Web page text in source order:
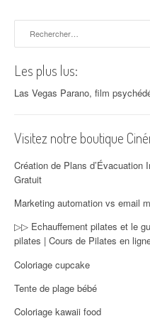
Les plus lus:
Las Vegas Parano, film
Visitez notre boutique
Création de Plans
Gratuit
Marketing automation vs email
▷▷ Echauffement pilates et le
pilates | Cours de Pilates en
Coloriage cupcake
Tente de plage bébé
Coloriage kawaii food